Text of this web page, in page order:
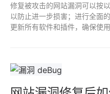
修复被攻击的网站漏洞可以按
以防止进一步损害；进行全面
更新所有软件和插件，确保使